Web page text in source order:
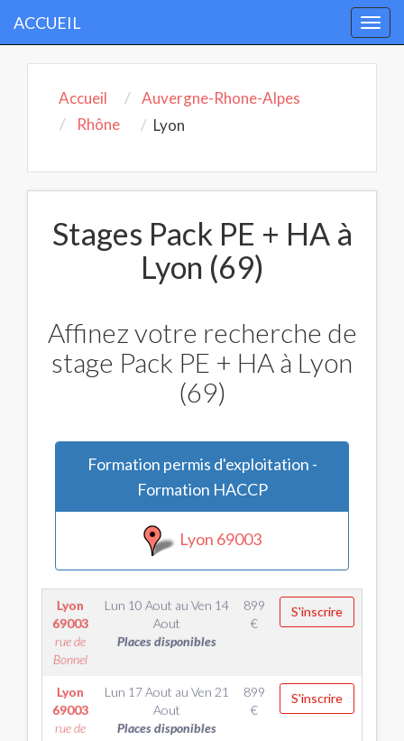
ACCUEIL
Accueil
Auvergne-Rhone-Alpes
Rhône
Lyon
Stages Pack PE + HA à
Lyon (69)
Affinez votre recherche de
stage Pack PE + HA à Lyon
(69)
Formation permis d'exploitation -
Formation HACCP
Lyon 69003
Lyon
69003
rue de
Bonnel
Lun 10 Aout au Ven 14
Aout
Places disponibles
899
€
S'inscrire
Lyon
69003
rue de
Lun 17 Aout au Ven 21
Aout
Places disponibles
899
€
S'inscrire